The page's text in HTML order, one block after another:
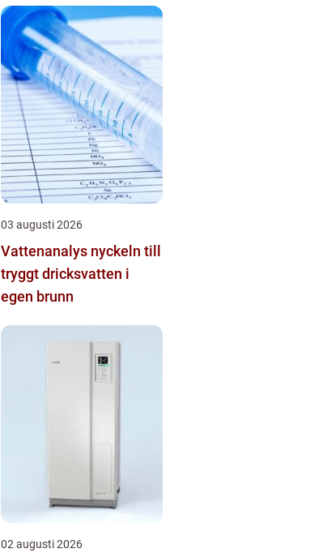
03 augusti 2026
Vattenanalys nyckeln till
tryggt dricksvatten i
egen brunn
02 augusti 2026